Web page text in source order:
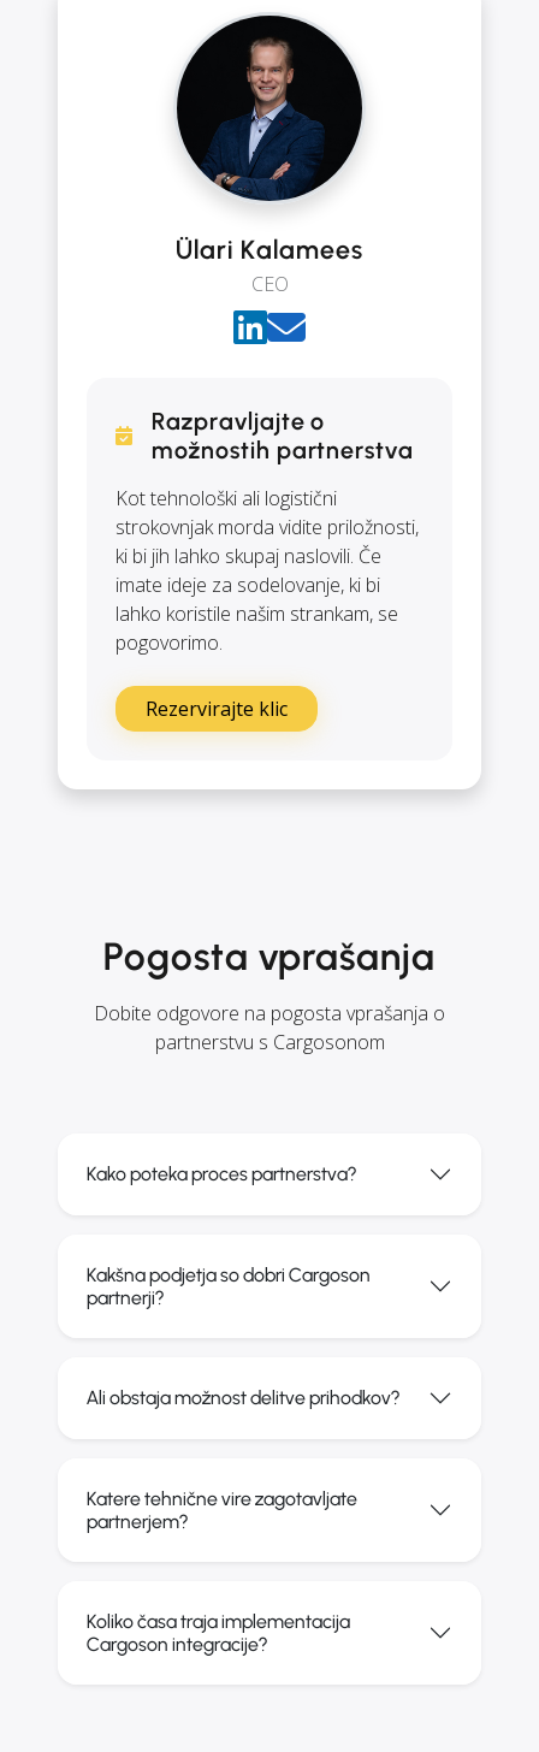
Ülari Kalamees
CEO
Razpravljajte o
možnostih partnerstva
Kot tehnološki ali logistični
strokovnjak morda vidite priložnosti,
ki bi jih lahko skupaj naslovili. Če
imate ideje za sodelovanje, ki bi
lahko koristile našim strankam, se
pogovorimo.
Rezervirajte klic
Pogosta vprašanja
Dobite odgovore na pogosta vprašanja o
partnerstvu s Cargosonom
Kako poteka proces partnerstva?
Kakšna podjetja so dobri Cargoson
partnerji?
Ali obstaja možnost delitve prihodkov?
Katere tehnične vire zagotavljate
partnerjem?
Koliko časa traja implementacija
Cargoson integracije?